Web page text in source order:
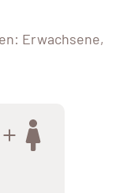
Erwachsene,